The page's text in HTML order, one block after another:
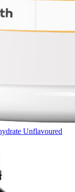
Unflavoured